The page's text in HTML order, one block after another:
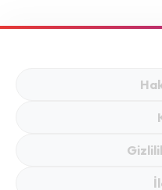
Dikkat Çekiyor! Muz,